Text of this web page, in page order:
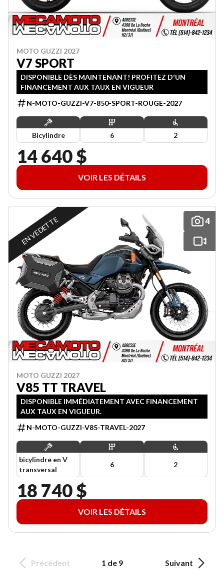
MOTO GUZZI 2027
V7 SPORT
DISPONIBLE DÈS MAINTENANT! PROFITEZ D'UN
FINANCEMENT AUX TAUX EN VIGUEUR
N-MOTO-GUZZI-V7-850-SPORT-ROUGE-2027
Bicylindre 6 2
14 640 $
VOIR LES DÉTAILS
4
EN VEDETTE
MOTO GUZZI 2027
V85 TT TRAVEL
DISPONIBLE IMMÉDIATEMENT AVEC FINANCEMENT
AUX TAUX EN VIGUEUR.
N-MOTO-GUZZI-V85-TRAVEL-2027
bicylindre en V
transversal
6 2
18 740 $
VOIR LES DÉTAILS
Précédent 1 de 9 Suivant